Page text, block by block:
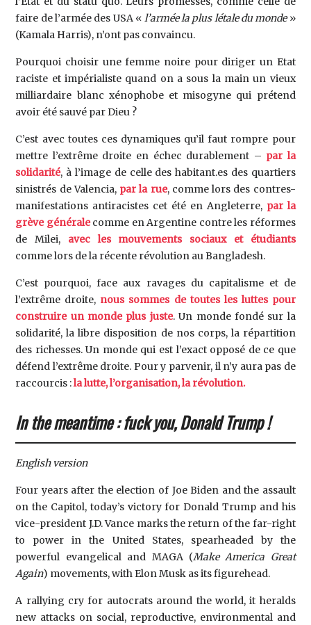
faire de l’armée des USA « l’armée la plus létale du monde»
(Kamala Harris), n’ont pas convaincu.
Pourquoi choisir une femme noire pour diriger un Etat
raciste et impérialiste quand on a sous la main un vieux
milliardaire blanc xénophobe et misogyne qui prétend
avoir été sauvé par Dieu ?
C’est avec toutes ces dynamiques qu’il faut rompre pour
mettre l’extrême droite en échec durablement – par la
solidarité, à l’image de celle des habitant.es des quartiers
sinistrés de Valencia,par la rue, comme lors des contres-
manifestations antiracistes cet été en Angleterre, par la
grève généralecomme en Argentine contre les réformes
de Milei, avec les mouvements sociaux et étudiants
comme lors de la récente révolution au Bangladesh.
C’est pourquoi, face aux ravages du capitalisme et de
l’extrême droite, nous sommes de toutes les luttes pour
construire un monde plus juste. Un monde fondé sur la
solidarité, la libre disposition de nos corps, la répartition
des richesses. Un monde qui est l’exact opposé de ce que
défend l’extrême droite. Pour y parvenir, il n’y aura pas de
raccourcis :la lutte, l’organisation, la révolution.
In the meantime : fuck you, Donald Trump !
English version
Four years after the election of Joe Biden and the assault
on the Capitol, today’s victory for Donald Trump and his
vice-president J.D. Vance marks the return of the far-right
to power in the United States, spearheaded by the
powerful evangelical and MAGA (Make America Great
Again) movements, with Elon Musk as its figurehead.
A rallying cry for autocrats around the world, it heralds
new attacks on social, reproductive, environmental and